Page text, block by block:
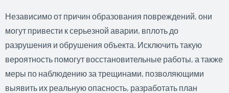
Независимо от причин образования повреждений, они
могут привести к серьезной аварии, вплоть до
разрушения и обрушения объекта. Исключить такую
вероятность помогут восстановительные работы, а также
меры по наблюдению за трещинами, позволяющими
выявить их реальную опасность, разработать план